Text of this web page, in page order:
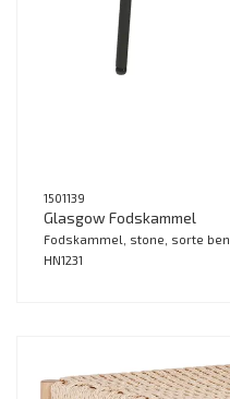
1501139
Glasgow Fodskammel
Fodskammel, stone, sorte ben
HN1231